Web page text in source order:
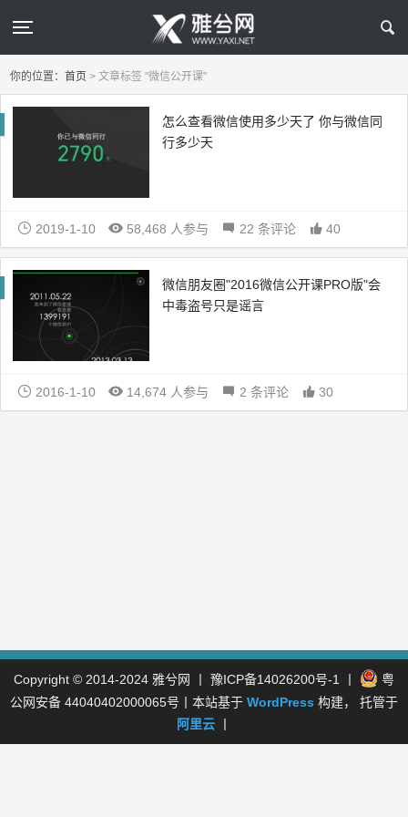
你的位置：首页 > 文章标签 "微信公开课"
怎么查看微信使用多少天了 你与微信同
行多少天
2019-1-10 58,468 人参与 22 条评论 40
微信朋友圈"2016微信公开课PRO版"会
中毒盗号只是谣言
2016-1-10 14,674 人参与 2 条评论 30
Copyright © 2014-2024 雅兮网 豫ICP备14026200号-1
粤
公网安备 44040402000065号 丨本站基于 WordPress 构建， 托管于
阿里云